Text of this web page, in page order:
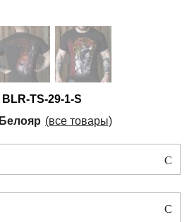
BLR-TS-29-1-S
Белояр (все товары)